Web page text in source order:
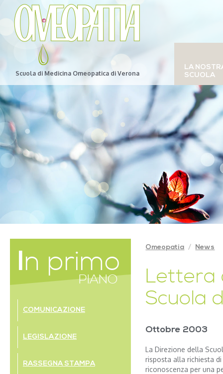
Scuola di Medicina Omeopatica di Verona
LA
SCUOLA
Omeopatia News
Lettera
Scuola
Ottobre 2003
La Direzione della
risposta alla richiesta
riconoscenza per una
In primo
PIANO
COMUNICAZIONE
LEGISLAZIONE
RASSEGNA STAMPA